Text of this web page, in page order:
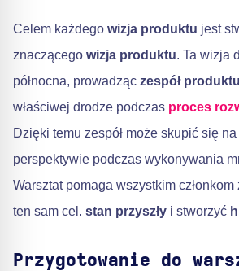
Celem każdego wizja produktu jest
znaczącego wizja produktu. Ta wizja
północna, prowadząc zespół produktu
właściwej drodze podczas proces
Dzięki temu zespół może skupić się
perspektywie podczas wykonywania
Warsztat pomaga wszystkim członkom
ten sam cel. stan przyszły i stworzyć
Przygotowanie do